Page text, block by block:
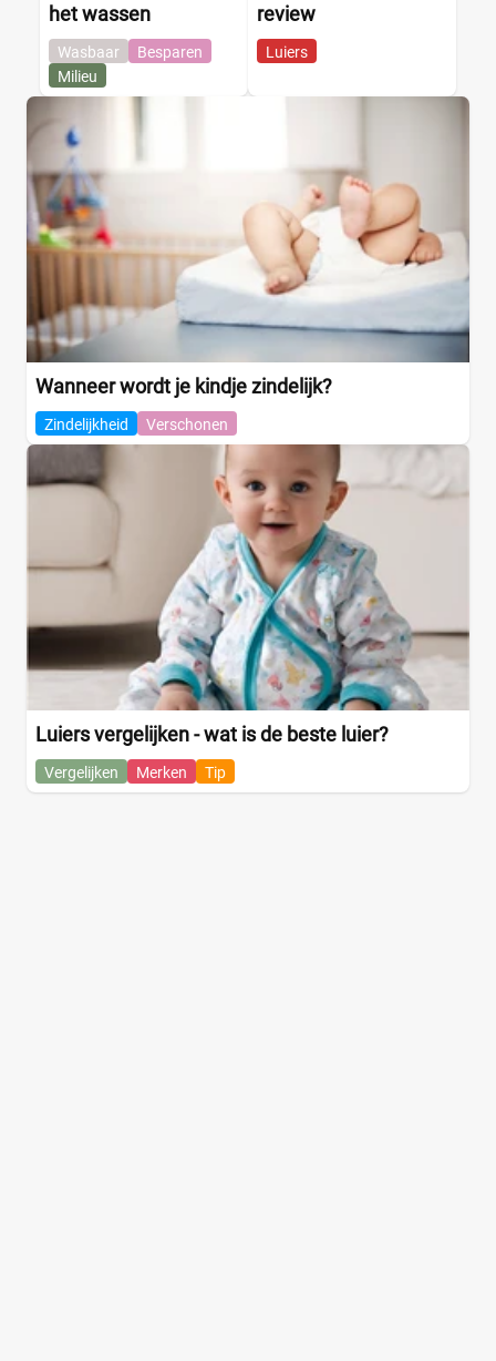
het wassen
Wasbaar
Besparen
Milieu
review
Luiers
Wanneer wordt je kindje zindelijk?
Zindelijkheid Verschonen
Luiers vergelijken - wat is de beste luier?
Vergelijken Merken Tip